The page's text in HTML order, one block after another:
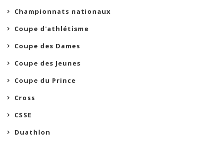
Championnats nationaux
Coupe d'athlétisme
Coupe des Dames
Coupe des Jeunes
Coupe du Prince
Cross
CSSE
Duathlon